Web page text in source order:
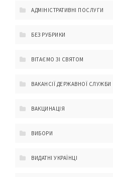
АДМІНІСТРАТИВНІ ПОСЛУГИ
БЕЗ РУБРИКИ
ВІТАЄМО ЗІ СВЯТОМ
ВАКАНСІЇ ДЕРЖАВНОЇ СЛУЖБИ
ВАКЦИНАЦІЯ
ВИБОРИ
ВИДАТНІ УКРАЇНЦІ